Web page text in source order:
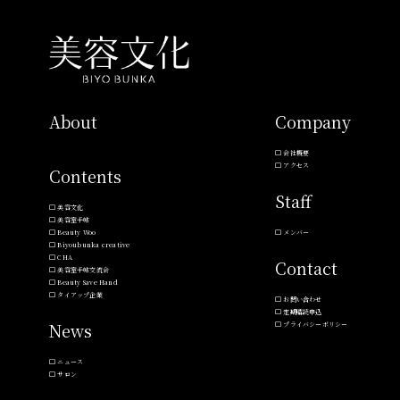
About
Contents
美容文化
美容室手帖
Beauty Woo
Biyoubunka creative
CHA
美容室手帖交流会
Beauty Save Hand
タイアップ企業
News
ニュース
サロン
Company
会社概要
アクセス
Staff
メンバー
Contact
お問い合わせ
定期購読申込
プライバシーポリシー